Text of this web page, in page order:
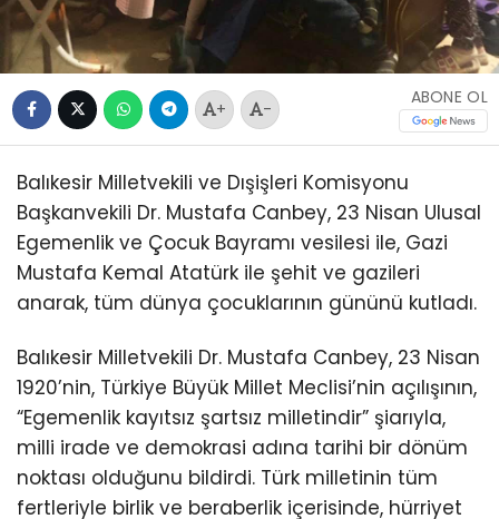
+ -
ABONE OL
Balıkesir Milletvekili ve Dışişleri Komisyonu
Başkanvekili Dr. Mustafa Canbey, 23 Nisan Ulusal
Egemenlik ve Çocuk Bayramı vesilesi ile, Gazi
Mustafa Kemal Atatürk ile şehit ve gazileri
anarak, tüm dünya çocuklarının gününü kutladı.
Balıkesir Milletvekili Dr. Mustafa Canbey, 23 Nisan
1920’nin, Türkiye Büyük Millet Meclisi’nin açılışının,
“Egemenlik kayıtsız şartsız milletindir” şiarıyla,
milli irade ve demokrasi adına tarihi bir dönüm
noktası olduğunu bildirdi. Türk milletinin tüm
fertleriyle birlik ve beraberlik içerisinde, hürriyet